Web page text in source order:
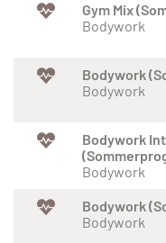
Gym Mix
Bodywork
Bodywork
Bodywork
Bodywork
Bodywork
Bodywork
Bodywork